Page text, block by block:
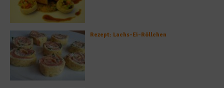
Rezept: Lachs-Ei-Röllchen